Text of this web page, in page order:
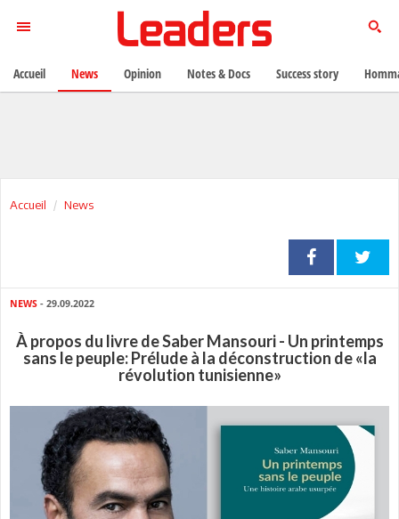
Accueil News
NEWS - 29.09.2022
À propos du livre de Saber Mansouri - Un printemps
sans le peuple: Prélude à la déconstruction de «la
révolution tunisienne»
Accueil News Opinion Notes & Docs Success story